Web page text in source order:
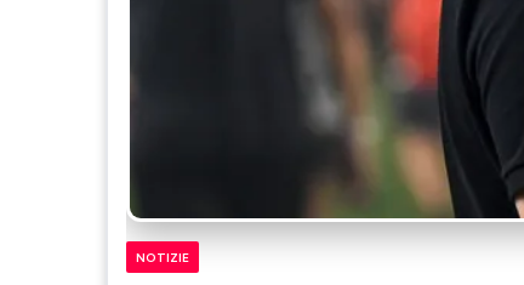
NOTIZIE